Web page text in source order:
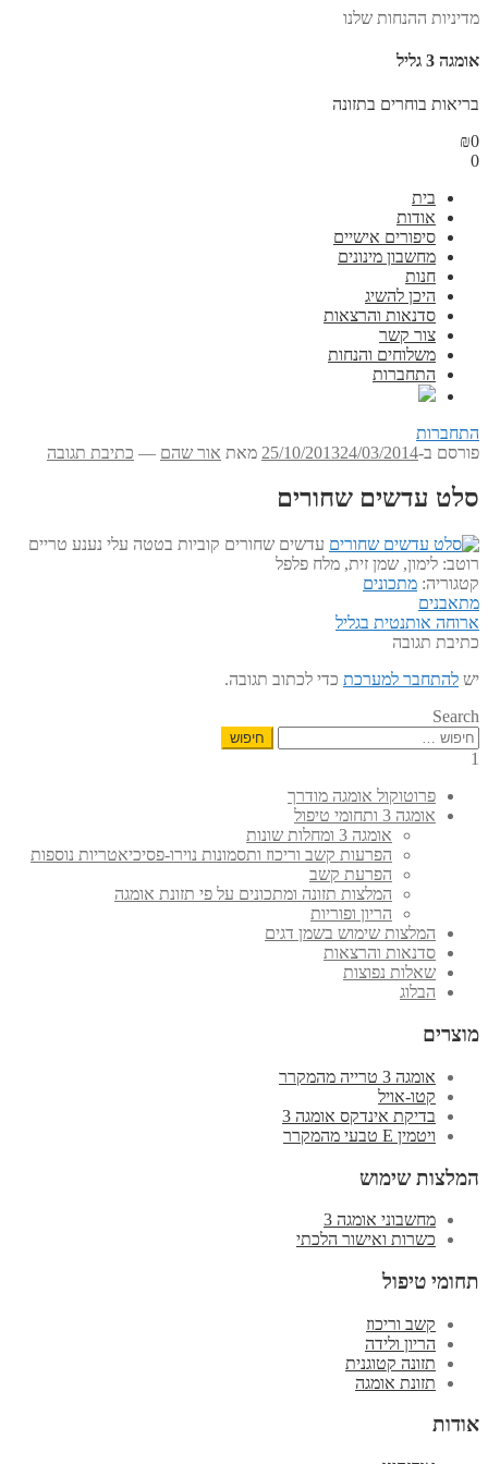
מדיניות ההנחות שלנו
אומגה 3 גליל
בריאות בוחרים בתזונה
₪0
0
בית
אודות
סיפורים אישיים
מחשבון מינונים
חנות
היכן להשיג
סדנאות והרצאות
צור קשר
משלוחים והנחות
התחברות
התחברות
פורסם ב-
25/10/201324/03/2014 מאת אור שהם — כתיבת תגובה
סלט עדשים שחורים
עדשים שחורים קוביות בטטה עלי נענע טריים
רוטב: לימון, שמן זית, מלח פלפל
קטגוריה: מתכונים
ניווט
הפוסט
הקודם:
מתאבנים
הפוסט
הבא:
ארוחה אותנטית בגליל
כתיבת תגובה
יש להתחבר למערכת כדי לכתוב תגובה.
Search
חיפוש:
1
פרוטוקול אומגה מודרך
אומגה 3 ותחומי טיפול
אומגה 3 ומחלות שונות
הפרעות קשב וריכוז ותסמונות נוירו-פסיכיאטריות נוספות
הפרעת קשב
המלצות תזונה ומתכונים על פי תזונת אומגה
הריון ופוריות
המלצות שימוש בשמן דגים
סדנאות והרצאות
שאלות נפוצות
הבלוג
מוצרים
אומגה 3 טרייה מהמקרר
קטו-אויל
בדיקת אינדקס אומגה 3
ויטמין E טבעי מהמקרר
המלצות שימוש
מחשבוני אומגה 3
כשרות ואישור הלכתי
תחומי טיפול
קשב וריכוז
הריון ולידה
תזונה קטוגנית
תזונת אומגה
אודות